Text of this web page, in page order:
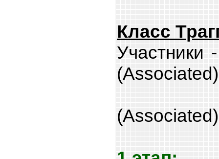
Класс
Участники
(Associated)
(Associated)